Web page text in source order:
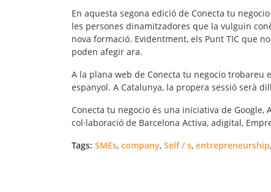
En aquesta segona edició de Conecta tu
les persones dinamitzadores que la vulguin
nova formació. Evidentment, els Punt TIC que
poden afegir ara.
A la plana web de Conecta tu negocio trobareu
espanyol. A Catalunya, la propera sessió serà
Conecta tu negocio és una iniciativa de Google,
col·laboració de Barcelona Activa, adigital,
Tags: SMEs, company, Self / s, entrepreneurship,